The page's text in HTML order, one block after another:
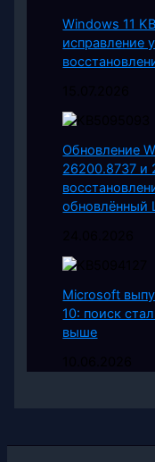
Windows 11
исправление
Обновление
26200.8737 и
обновлённый
Microsoft
10: поиск
выше